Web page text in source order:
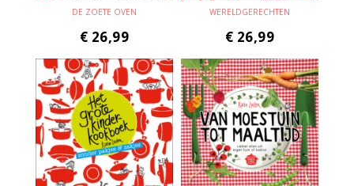
DE ZOETE OVEN
€ 26,99
WERELDGERECHTEN
€ 26,99